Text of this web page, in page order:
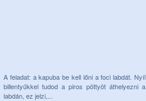
A feladat: a kapuba be kell lőni a foci labdát. Nyíl
billentyűkkel tudod a piros pöttyöt áthelyezni a
labdán, ez jelzi,...